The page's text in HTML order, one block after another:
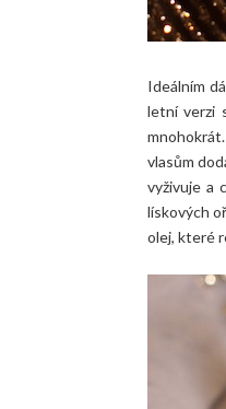
Ideálním
letní verzi
vlasům
vyživuje a
lískových
olej, které